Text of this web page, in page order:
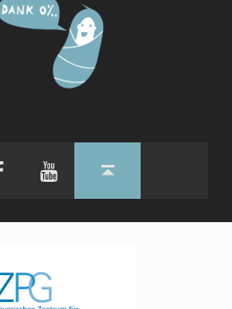
FacebookYouTubeBack to top ↑